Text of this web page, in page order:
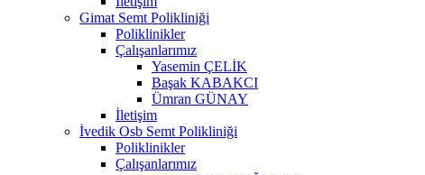
Gimat Semt Polikliniği
Poliklinikler
Çalışanlarımız
Yasemin ÇELİK
Başak KABAKCI
Ümran GÜNAY
İletişim
İvedik Osb Semt Polikliniği
Poliklinikler
Çalışanlarımız